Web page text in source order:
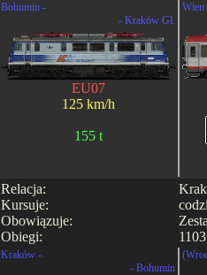
Bohumin -
- Kraków Gł.
EU07
125 km/h
155 t
Relacja:
Kursuje:
Obowiązuje:
Obiegi:
Kraków -
- Bohumin